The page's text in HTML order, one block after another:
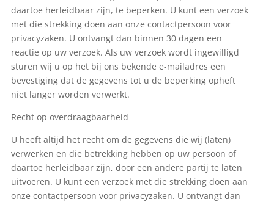
daartoe herleidbaar zijn, te beperken. U kunt een verzoek
met die strekking doen aan onze contactpersoon voor
privacyzaken. U ontvangt dan binnen 30 dagen een
reactie op uw verzoek. Als uw verzoek wordt ingewilligd
sturen wij u op het bij ons bekende e-mailadres een
bevestiging dat de gegevens tot u de beperking opheft
niet langer worden verwerkt.
Recht op overdraagbaarheid
U heeft altijd het recht om de gegevens die wij (laten)
verwerken en die betrekking hebben op uw persoon of
daartoe herleidbaar zijn, door een andere partij te laten
uitvoeren. U kunt een verzoek met die strekking doen aan
onze contactpersoon voor privacyzaken. U ontvangt dan